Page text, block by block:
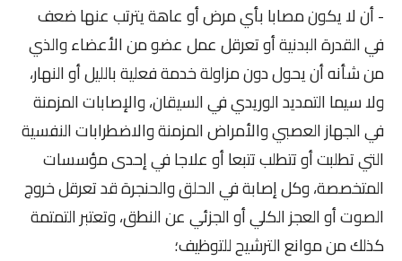
- أن لا يكون مصابا بأي مرض أو عاهة يترتب عنها ضعف
في القدرة البدنية أو تعرقل عمل عضو من الأعضاء والذي
من شأنه أن يحول دون مزاولة خدمة فعلية بالليل أو النهار،
ولا سيما التمديد الوريدي في السيقان، والإصابات المزمنة
في الجهاز العصبي والأمراض المزمنة والاضطرابات النفسية
التي تطلبت أو تتطلب تتبعا أو علاجا في إحدى مؤسسات
المتخصصة، وكل إصابة في الحلق والحنجرة قد تعرقل خروج
الصوت أو العجز الكلي أو الجزئي عن النطق، وتعتبر التمتمة
كذلك من موانع الترشيح للتوظيف؛